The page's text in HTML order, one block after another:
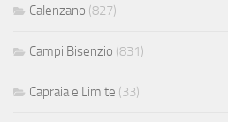
Calenzano (827)
Campi Bisenzio (831)
Capraia e Limite (33)